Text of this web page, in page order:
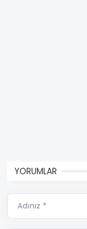
YORUMLAR
Adınız *